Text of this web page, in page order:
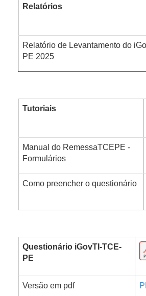
Relatórios
Relatório de Levantamento do
PE 2025
Tutoriais
Manual do RemessaTCEPE -
Formulários
Como preencher o questionário
Questionário iGovTI-TCE-
PE
Versão em pdf